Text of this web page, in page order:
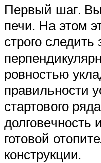
Первый шаг.
печи. На этом
строго следить
ровностью
правильности
стартового
долговечность
готовой
конструкции.